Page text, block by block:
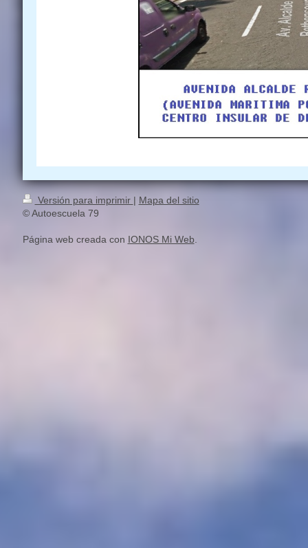
Versión para imprimir | Mapa del sitio
© Autoescuela 79
Página web creada con IONOS Mi Web